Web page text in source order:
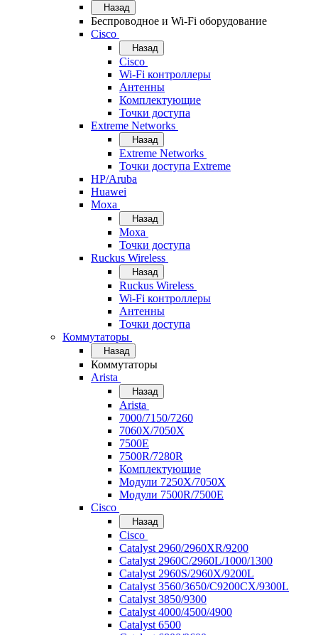
Назад
Беспроводное и Wi-Fi оборудование
Cisco
Назад
Cisco
Wi-Fi контроллеры
Антенны
Комплектующие
Точки доступа
Extreme Networks
Назад
Extreme Networks
Точки доступа Extreme
HP/Aruba
Huawei
Moxa
Назад
Moxa
Точки доступа
Ruckus Wireless
Назад
Ruckus Wireless
Wi-Fi контроллеры
Антенны
Точки доступа
Коммутаторы
Назад
Коммутаторы
Arista
Назад
Arista
7000/7150/7260
7060X/7050X
7500E
7500R/7280R
Комплектующие
Модули 7250X/7050X
Модули 7500R/7500E
Cisco
Назад
Cisco
Catalyst 2960/2960XR/9200
Catalyst 2960C/2960L/1000/1300
Catalyst 2960S/2960X/9200L
Catalyst 3560/3650/C9200CX/9300L
Catalyst 3850/9300
Catalyst 4000/4500/4900
Catalyst 6500